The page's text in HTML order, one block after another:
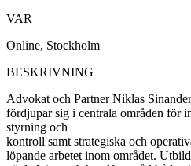
VAR
Online, Stockholm
BESKRIVNING
Advokat och Partner Niklas
fördjupar sig i centrala områden för
styrning och
kontroll samt strategiska och
löpande arbetet inom området.